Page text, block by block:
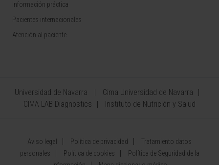
Información práctica
Pacientes internacionales
Atención al paciente
Universidad de Navarra
Cima Universidad de Navarra
CIMA LAB Diagnostics
Instituto de Nutrición y Salud
Aviso legal Política de privacidad
Tratamiento datos
personales
Política de cookies
Política de Seguridad de la